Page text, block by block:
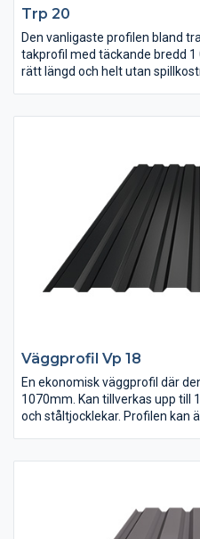
Trp 20
Den vanligaste profilen bland
takprofil med täckande bredd
rätt längd och helt utan
Väggprofil Vp 18
En ekonomisk väggprofil där
1070mm. Kan tillverkas upp till
och ståltjocklekar. Profilen kan